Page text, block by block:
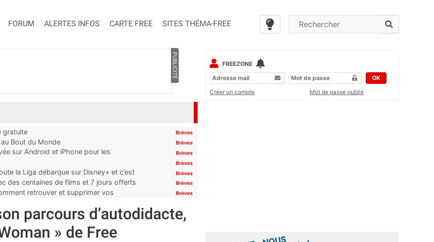
FORUM ALERTES INFOS CARTE FREE SITES THÉMA-FREE
PUBLICITÉ
gratuite Brèves
Bout du Monde Brèves
sur Android et iPhone pour les
Brèves
Brèves
la Liga débarque sur Disney+ et c’est Brèves
des centaines de films et 7 jours offerts Brèves
retrouver et supprimer vos Brèves
parcours d’autodidacte,
» de Free
FREEZONE
OK
Créer un compte
Mot de passe oublié